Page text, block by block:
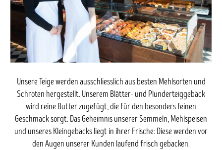
Unsere Teige werden ausschliesslich aus besten Mehlsorten und
Schroten hergestellt. Unserem Blätter- und Plunderteiggebäck
wird reine Butter zugefügt, die für den besonders feinen
Geschmack sorgt. Das Geheimnis unserer Semmeln, Mehlspeisen
und unseres Kleingebäcks liegt in ihrer Frische: Diese werden vor
den Augen unserer Kunden laufend frisch gebacken.